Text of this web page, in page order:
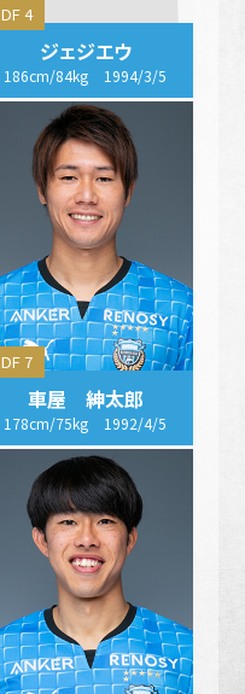
DF 4
ジェジエウ
186cm/84kg 1994/3/5
DF 7
車屋 紳太郎
178cm/75kg 1992/4/5